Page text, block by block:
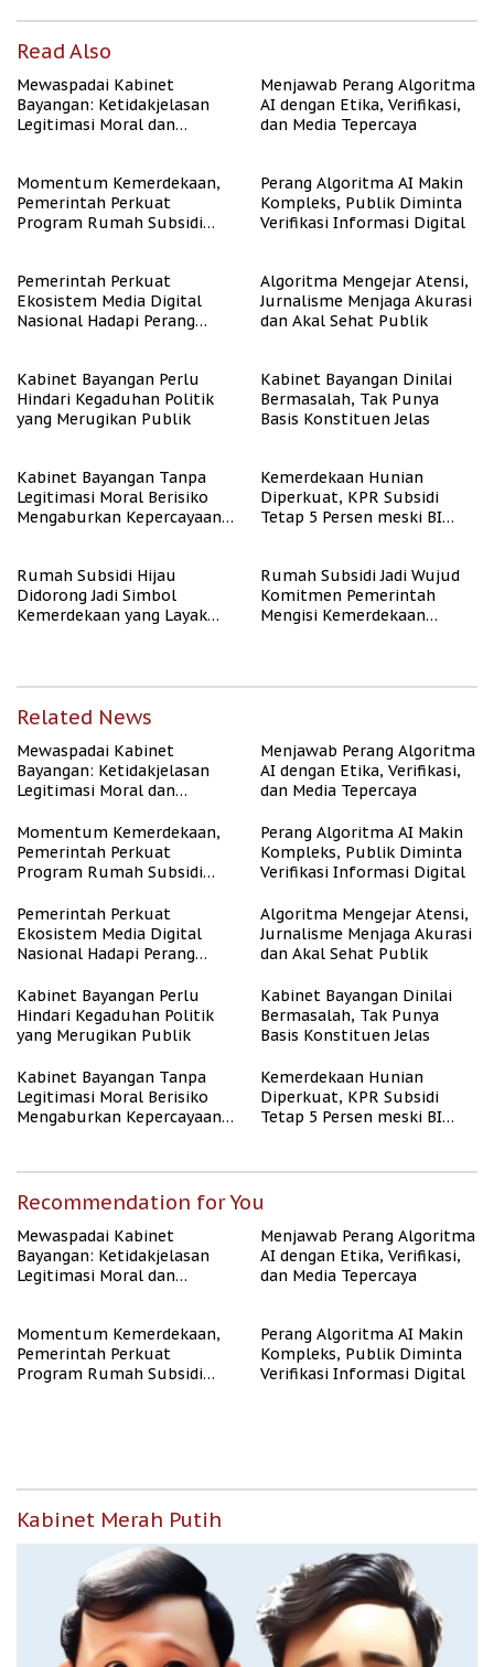
Read Also
Mewaspadai Kabinet
Bayangan: Ketidakjelasan
Legitimasi Moral dan
Menjawab Perang Algoritma
AI dengan Etika, Verifikasi,
dan Media Tepercaya
Momentum Kemerdekaan,
Pemerintah Perkuat
Program Rumah Subsidi
Perang Algoritma AI Makin
Kompleks, Publik Diminta
Verifikasi Informasi Digital
Pemerintah Perkuat
Ekosistem Media Digital
Nasional Hadapi Perang
Algoritma Mengejar Atensi,
Jurnalisme Menjaga Akurasi
dan Akal Sehat Publik
Kabinet Bayangan Perlu
Hindari Kegaduhan Politik
yang Merugikan Publik
Kabinet Bayangan Dinilai
Bermasalah, Tak Punya
Basis Konstituen Jelas
Kabinet Bayangan Tanpa
Legitimasi Moral Berisiko
Mengaburkan Kepercayaan
Kemerdekaan Hunian
Diperkuat, KPR Subsidi
Tetap 5 Persen meski BI
Rumah Subsidi Hijau
Didorong Jadi Simbol
Kemerdekaan yang Layak
Rumah Subsidi Jadi Wujud
Komitmen Pemerintah
Mengisi Kemerdekaan
Related News
Mewaspadai Kabinet
Bayangan: Ketidakjelasan
Legitimasi Moral dan
Menjawab Perang Algoritma
AI dengan Etika, Verifikasi,
dan Media Tepercaya
Momentum Kemerdekaan,
Pemerintah Perkuat
Program Rumah Subsidi
Berpenghasilan Rendah
Perang Algoritma AI Makin
Kompleks, Publik Diminta
Verifikasi Informasi Digital
Pemerintah Perkuat
Ekosistem Media Digital
Nasional Hadapi Perang
Algoritma Mengejar Atensi,
Jurnalisme Menjaga Akurasi
dan Akal Sehat Publik
Kabinet Bayangan Perlu
Hindari Kegaduhan Politik
yang Merugikan Publik
Kabinet Bayangan Dinilai
Bermasalah, Tak Punya
Basis Konstituen Jelas
Kabinet Bayangan Tanpa
Legitimasi Moral Berisiko
Mengaburkan Kepercayaan
Kemerdekaan Hunian
Diperkuat, KPR Subsidi
Tetap 5 Persen meski BI
Recommendation for You
Mewaspadai Kabinet
Bayangan: Ketidakjelasan
Legitimasi Moral dan
Menjawab Perang Algoritma
AI dengan Etika, Verifikasi,
dan Media Tepercaya
Momentum Kemerdekaan,
Pemerintah Perkuat
Program Rumah Subsidi
Perang Algoritma AI Makin
Kompleks, Publik Diminta
Verifikasi Informasi Digital
Kabinet Merah Putih